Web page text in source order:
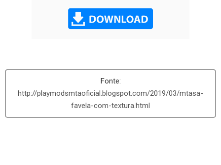
http://playmodsmtaoficial.blogspot.com/2019/03/mtasa-
favela-com-textura.html